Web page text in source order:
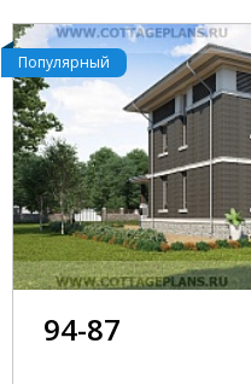
Популярный
94-87